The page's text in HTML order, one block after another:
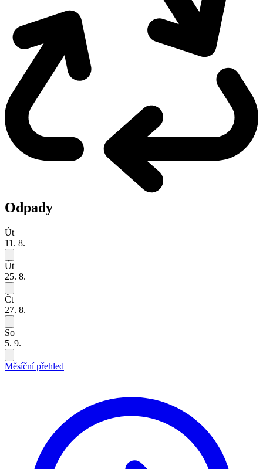
Odpady
Út
11. 8.
Út
25. 8.
Čt
27. 8.
So
5. 9.
Měsíční přehled